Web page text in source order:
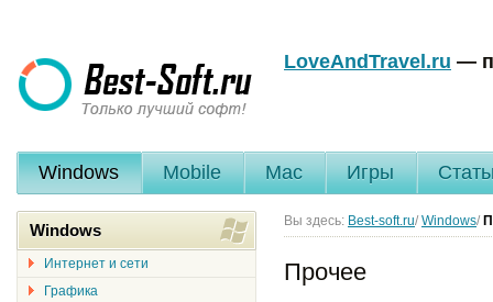
LoveAndTravel.ru —
Windows Mobile Mac Игры
Вы здесь: Best-soft.ru/ Windows/
Прочее
Windows
Интернет и сети
Графика